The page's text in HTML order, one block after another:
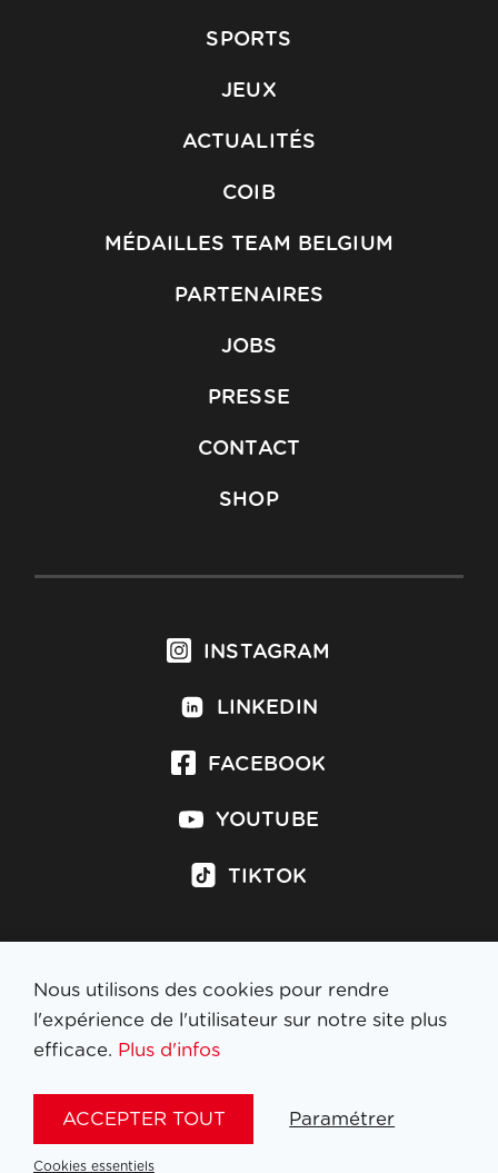
SPORTS
JEUX
ACTUALITÉS
COIB
MÉDAILLES TEAM BELGIUM
PARTENAIRES
JOBS
PRESSE
CONTACT
SHOP
INSTAGRAM
LINKEDIN
FACEBOOK
YOUTUBE
TIKTOK
S'inscrire à la newsletter
Nous utilisons des cookies pour rendre
l'expérience de l'utilisateur sur notre site plus
efficace. Plus d'infos
ACCEPTER TOUT Paramétrer
Cookies essentiels